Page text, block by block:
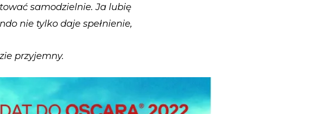
samodzielnie. Ja lubię
nie tylko daje spełnienie,
przyjemny.